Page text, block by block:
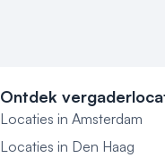
Ontdek
Locaties in Amsterdam
Locaties in Den Haag